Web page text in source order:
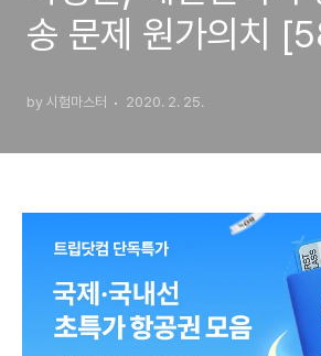
송 문제 원가의치
by 시험마스터 2020. 2. 25.